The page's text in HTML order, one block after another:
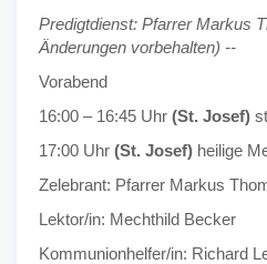
Predigtdienst: Pfarrer Markus
Änderungen vorbehalten) --
Vorabend
16:00 – 16:45 Uhr (St. Josef)
17:00 Uhr (St. Josef) heilige
Zelebrant: Pfarrer Markus
Lektor/in: Mechthild Becker
Kommunionhelfer/in: Richard